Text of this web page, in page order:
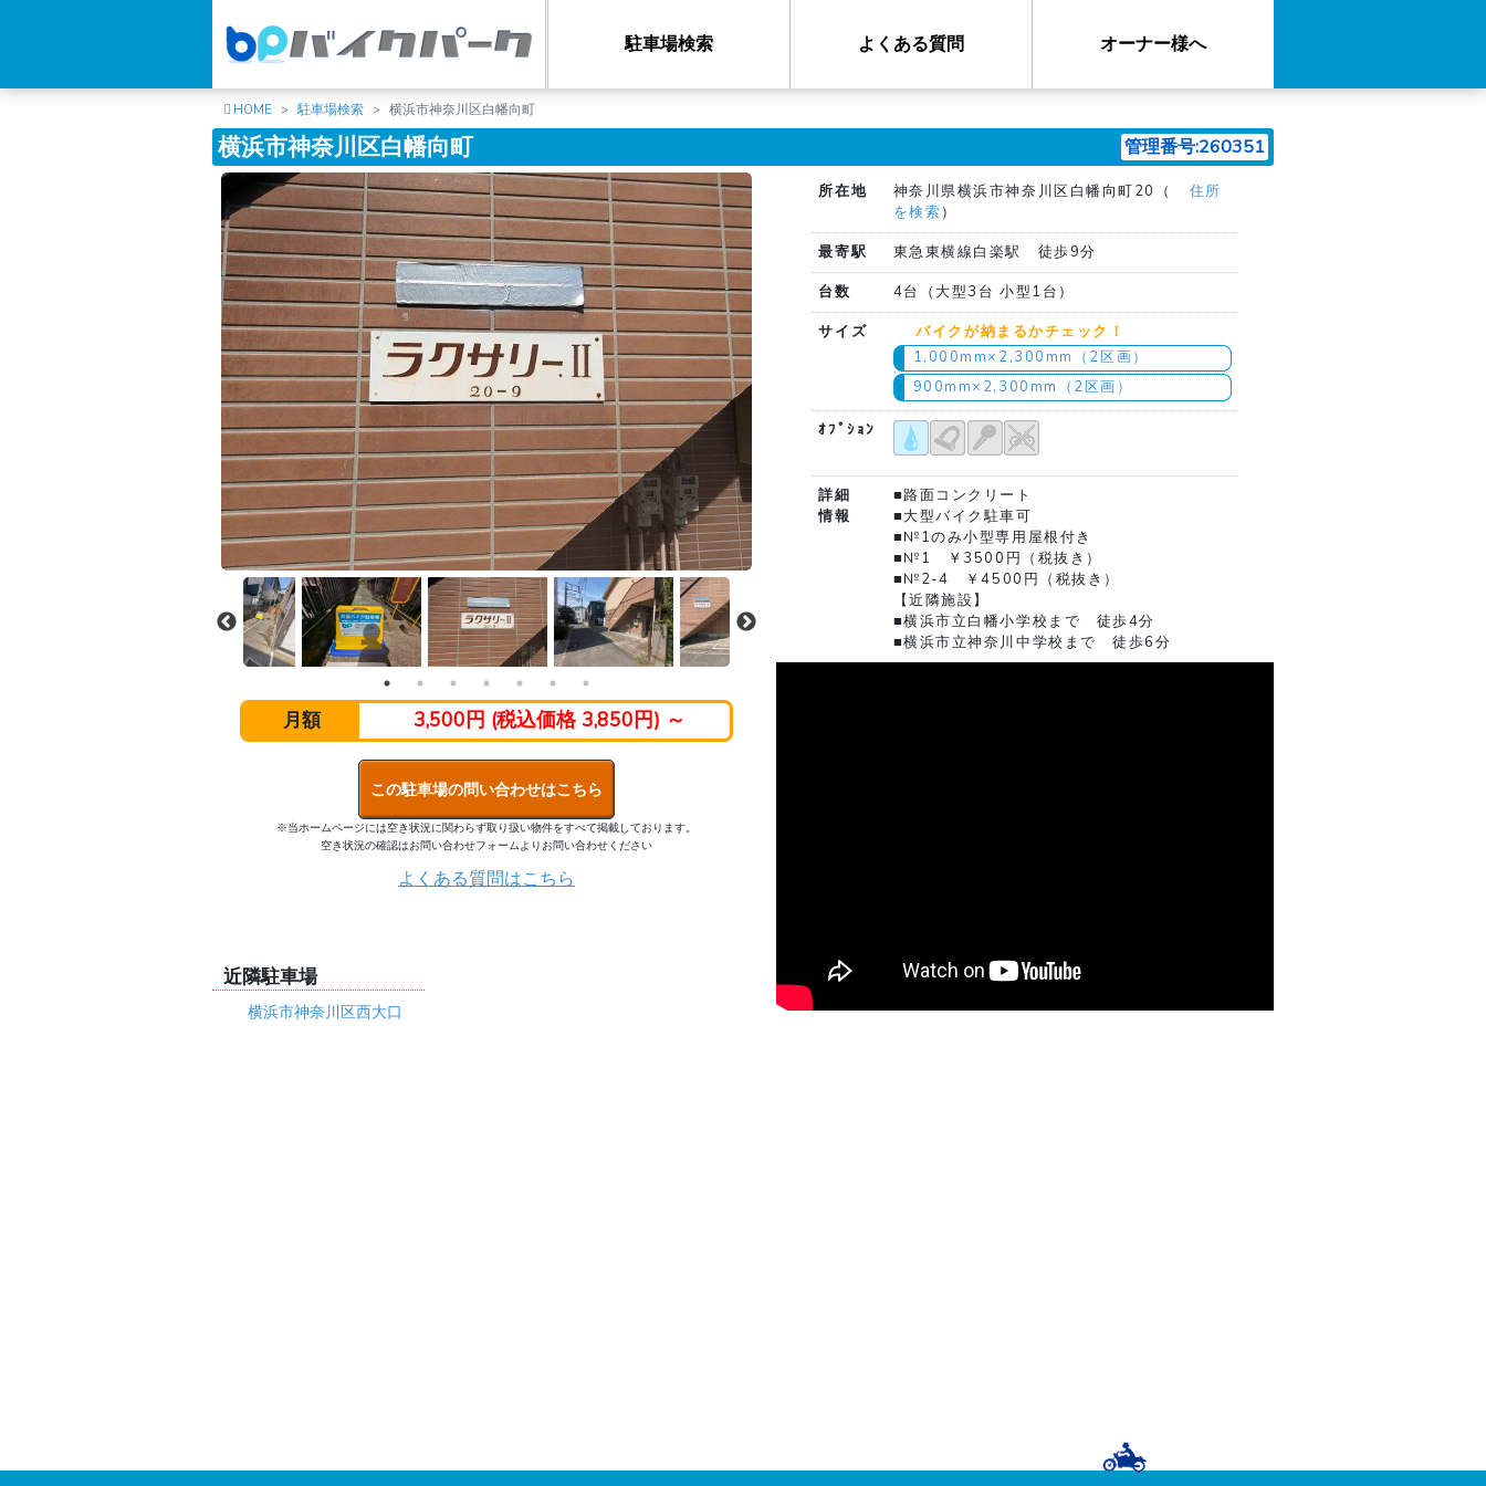
駐車場検索 よくある質問 オーナー様へ
HOME 駐車場検索 横浜市神奈川区白幡向町
横浜市神奈川区白幡向町 管理番号:260351
月額 3,500円 (税込価格 3,850円) ～
この駐車場の問い合わせはこちら
※当ホームページには空き状況に関わらず取り扱い物件をすべて掲載しております。
空き状況の確認はお問い合わせフォームよりお問い合わせください
よくある質問はこちら
近隣駐車場
横浜市神奈川区西大口
所在地 神奈川県横浜市神奈川区白幡向町20（
住所
を検索）
最寄駅
東急東横線白楽駅 徒歩9分
台数
4台（大型3台 小型1台）
サイズ
バイクが納まるかチェック！
1,000mm×2,300mm（2区画）
900mm×2,300mm（2区画）
ｵﾌﾟｼｮﾝ
詳細
情報
■路面コンクリート
■大型バイク駐車可
■№1のみ小型専用屋根付き
■№1 ￥3500円（税抜き）
■№2-4 ￥4500円（税抜き）
【近隣施設】
■横浜市立白幡小学校まで 徒歩4分
■横浜市立神奈川中学校まで 徒歩6分